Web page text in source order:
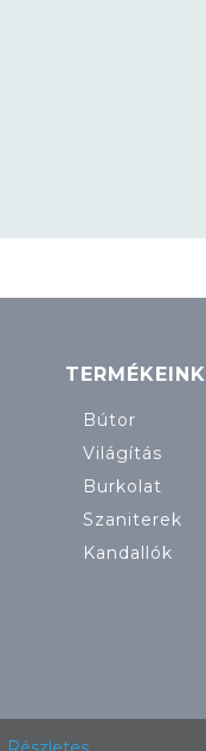
TERMÉKEINK
Bútor
Világítás
Burkolat
Szaniterek
Kandallók